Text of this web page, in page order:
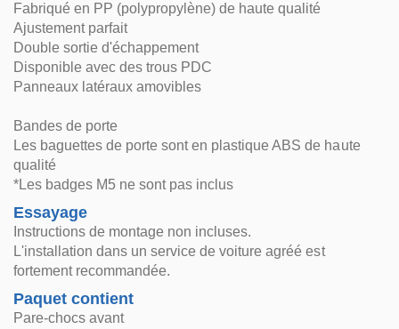
Fabriqué en PP (polypropylène) de haute qualité
Ajustement parfait
Double sortie d'échappement
Disponible avec des trous PDC
Panneaux latéraux amovibles
Bandes de porte
Les baguettes de porte sont en plastique ABS de haute
qualité
*Les badges M5 ne sont pas inclus
Essayage
Instructions de montage non incluses.
L'installation dans un service de voiture agréé est
fortement recommandée.
Paquet contient
Pare-chocs avant